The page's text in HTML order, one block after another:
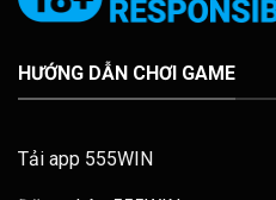
HƯỚNG DẪN CHƠI GAME
Tải app 555WIN